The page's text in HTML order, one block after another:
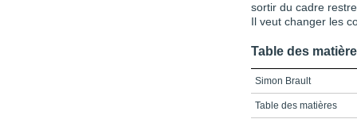
sortir du cadre
Il veut changer les
Table des
Simon Brault
Table des matières